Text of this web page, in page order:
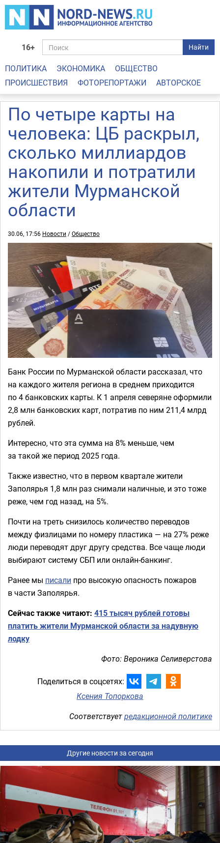
16+ Найти
ПОЛИТИКА ЭКОНОМИКА
ОБЩЕСТВО
ПРОИСШЕСТВИЯ
ФОТОРЕПОРТАЖИ АВТОРСКОЕ
По четыре карты на
человека: ЦБ раскрыл,
сколько миллиардов
накопили и потратили
жители Мурманской
области
30.06, 17:56 Новости /Общество
Банк России по Мурманской области рассказал, что
на каждого жителя региона в среднем приходится
по 4 банковских карты. К 1 апреля северяне оформили
2,8 млн банковских карт, потратив по ним 211,4 млрд
рублей.
Интересно, что эта сумма на 8% меньше, чем
за такой же период 2025 года.
Также известно, что в первом квартале жители
Заполярья 1,8 млн раз снимали наличные, и это тоже
реже, чем год назад, на 5%.
Почти на треть снизилось количество переводов
между физлицами по номеру пластика — на 27% реже
люди переводят друг другу средства. Все чаще люди
выбирают систему СБП или онлайн-банкинг.
Ранее мы писали про высокую опасность пожаров
в части Заполярья.
Сейчас также читают: 415 тысяч рублей готовы
платить жители Мурманской области за надувную
лодку
Фото: Вероника Селиверстова
Поделиться в соцсетях:
Ксения Топоркова
Соответствуетредакционной политике
Другие новости за сегодня